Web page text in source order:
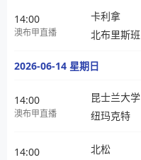
14:00
澳布甲直播
卡利拿
北布里斯班
2026-06-14 星期日
14:00
澳布甲直播
昆士兰大学
纽玛克特
14:00
北松